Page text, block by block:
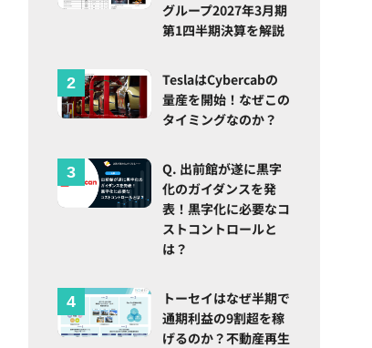
グループ2027年3月期
第1四半期決算を解説
TeslaはCybercabの
量産を開始！なぜこの
タイミングなのか？
Q. 出前館が遂に黒字
化のガイダンスを発
表！黒字化に必要なコ
ストコントロールと
は？
トーセイはなぜ半期で
通期利益の9割超を稼
げるのか？不動産再生